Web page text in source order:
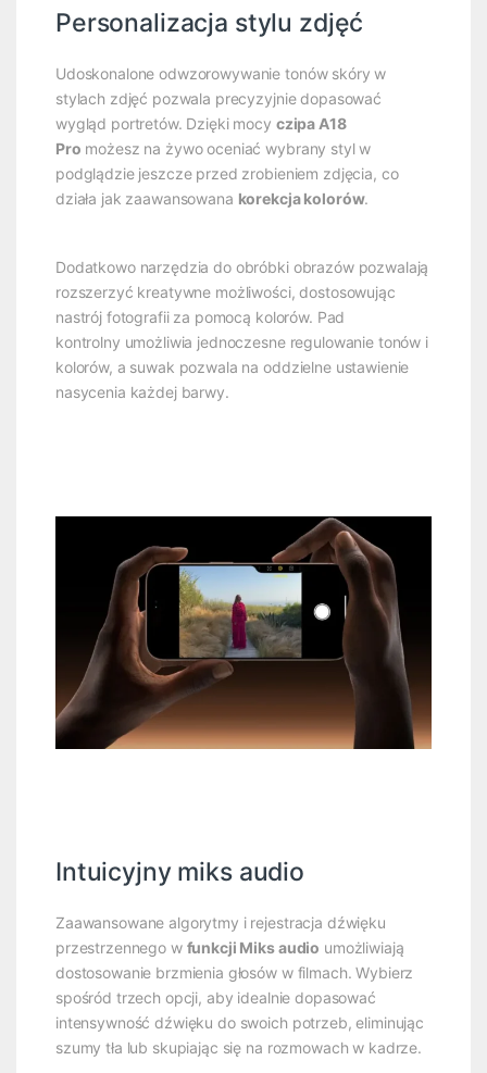
Personalizacja stylu zdjęć
Udoskonalone odwzorowywanie tonów skóry w
stylach zdjęć pozwala precyzyjnie dopasować
wygląd portretów. Dzięki mocy czipa A18
Pro możesz na żywo oceniać wybrany styl w
podglądzie jeszcze przed zrobieniem zdjęcia, co
działa jak zaawansowana korekcja kolorów.
Dodatkowo narzędzia do obróbki obrazów pozwalają
rozszerzyć kreatywne możliwości, dostosowując
nastrój fotografii za pomocą kolorów. Pad
kontrolny umożliwia jednoczesne regulowanie tonów i
kolorów, a suwak pozwala na oddzielne ustawienie
nasycenia każdej barwy.
Intuicyjny miks audio
Zaawansowane algorytmy i rejestracja dźwięku
przestrzennego w funkcji Miks audio umożliwiają
dostosowanie brzmienia głosów w filmach. Wybierz
spośród trzech opcji, aby idealnie dopasować
intensywność dźwięku do swoich potrzeb, eliminując
szumy tła lub skupiając się na rozmowach w kadrze.